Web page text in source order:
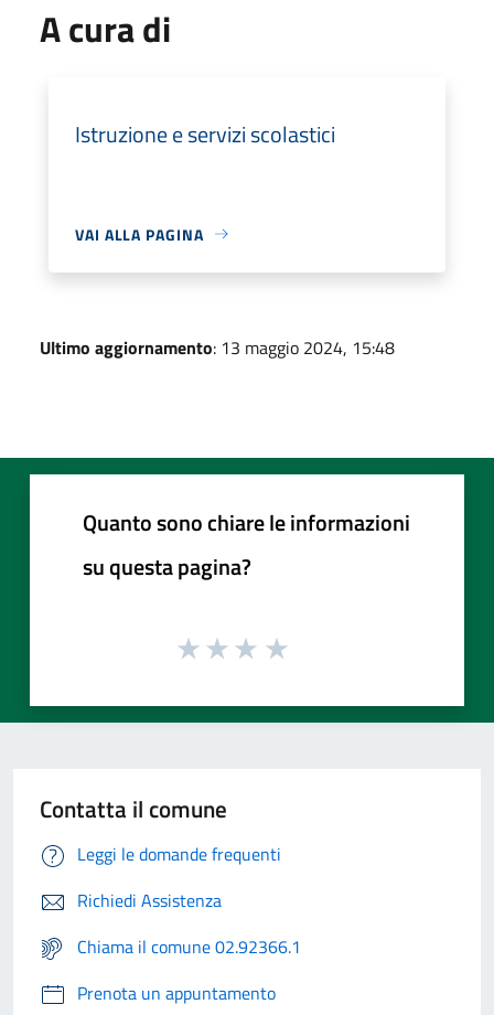
A cura di
Istruzione e servizi scolastici
VAI ALLA PAGINA
Ultimo aggiornamento: 13 maggio 2024, 15:48
Quanto sono chiare le informazioni
su questa pagina?
Contatta il comune
Leggi le domande frequenti
Richiedi Assistenza
Chiama il comune 02.92366.1
Prenota un appuntamento